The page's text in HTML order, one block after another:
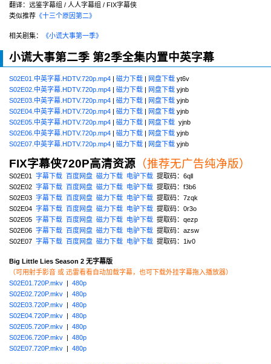
翻译：远鉴字幕组 / 人人字幕组 / FIX字幕侠
类似推荐 《十三个原因第二》
相关剧集： 《小谎大事第一季》
小谎大事第二季 第2季全集内置中英字幕
S02E01.中英字幕.HDTV.720p.mp4 磁力下载 网盘下载 yt6v
S02E02.中英字幕.HDTV.720p.mp4
磁力下载 网盘下载 yjnb
S02E03.中英字幕.HDTV.720p.mp4
磁力下载 网盘下载 yjnb
S02E04.中英字幕.HDTV.720p.mp4
磁力下载 网盘下载 yjnb
S02E05.中英字幕.HDTV.720p.mp4
磁力下载 网盘下载 yjnb
S02E06.中英字幕.HDTV.720p.mp4
磁力下载 网盘下载 yjnb
S02E07.中英字幕.HDTV.720p.mp4
磁力下载 网盘下载 yjnb
FIX字幕侠720P高清资源 （推荐无广告纯净版）
S02E01 字幕下载 百度网盘 磁力下载 电驴下载 提取码：6qll
S02E02 字幕下载 百度网盘 磁力下载 电驴下载 提取码：f3b6
S02E03 字幕下载 百度网盘 磁力下载 电驴下载 提取码：7zqk
S02E04 字幕下载 百度网盘 磁力下载 电驴下载 提取码：0r3o
S02E05 字幕下载 百度网盘 磁力下载 电驴下载 提取码：qezp
S02E06 字幕下载 百度网盘 磁力下载 电驴下载 提取码：azsw
S02E07 字幕下载 百度网盘 磁力下载 电驴下载 提取码：1iv0
Big Little Lies Season 2 无字幕版
（可用射手影音 或 迅雷看看自动加载字幕，也可下载外挂字幕拖入播放器）
S02E01.720P.mkv
480p
S02E02.720P.mkv
480p
S02E03.720P.mkv
480p
S02E04.720P.mkv
480p
S02E05.720P.mkv
480p
S02E06.720P.mkv
480p
S02E07.720P.mkv
480p